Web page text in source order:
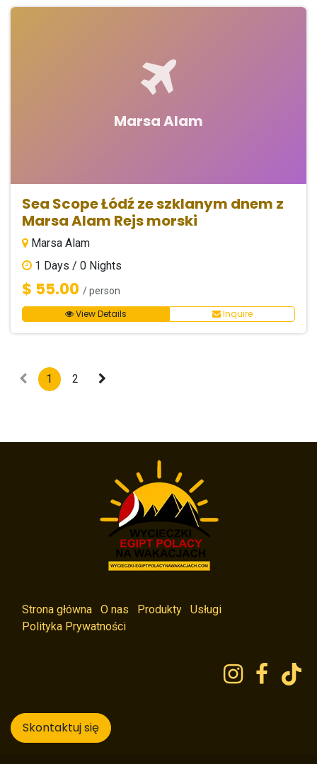
Marsa Alam
Sea Scope Łódź ze szklanym dnem z
Marsa Alam Rejs morski
Marsa Alam
1 Days / 0 Nights
$ 55.00 / person
View Details Inquire
1 2
Strona główna O nas Produkty
Usługi
Polityka Prywatności
Skontaktuj się